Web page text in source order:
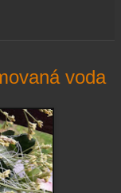
voda